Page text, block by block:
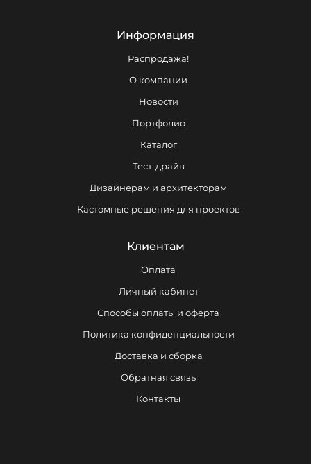
Информация
Распродажа!
О компании
Новости
Портфолио
Каталог
Тест-драйв
Дизайнерам и архитекторам
Кастомные решения для проектов
Клиентам
Оплата
Личный кабинет
Способы оплаты и оферта
Политика конфиденциальности
Доставка и сборка
Обратная связь
Контакты